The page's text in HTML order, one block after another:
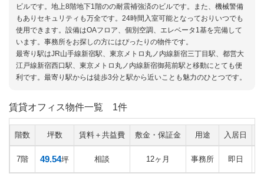
ビルです。地上8階地下1階のの耐震補強済のビルです。また、機械警備
もありセキュリティも万全です。24時間入室可能となっておりいつでも
使用できます。設備はOAフロア、個別空調、エレベータ1基を完備して
います。事務所をお探しの方にはぴったりの物件です。
最寄り駅はJR山手線新宿駅、東京メトロ丸ノ内線新宿三丁目駅、都営大
江戸線新宿西口駅、東京メトロ丸ノ内線新宿御苑前駅と移動にとても便
利です。最寄り駅からは徒歩3分と駅から近いことも魅力のひとつです。
賃貸オフィス物件一覧 1件
階数 坪数 賃料＋共益費 敷金・保証金 用途 入居日
7階 49.54坪 相談 12ヶ月 事務所 即日